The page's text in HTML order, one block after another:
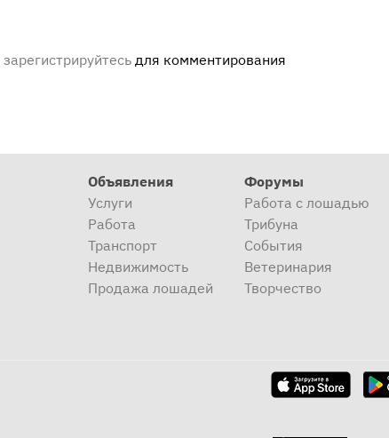
зарегистрируйтесь для комментирования
Объявления
Услуги
Работа
Транспорт
Недвижимость
Продажа лошадей
Форумы
Работа с лошадью
Трибуна
События
Ветеринария
Творчество